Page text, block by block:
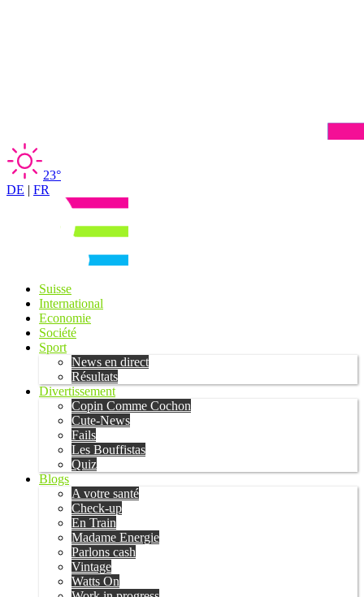
23°
DE | FR
Suisse
International
Economie
Société
Sport
News en direct
Résultats
Divertissement
Copin Comme Cochon
Cute-News
Fails
Les Bouffistas
Quiz
Blogs
A votre santé
Check-up
En Train
Madame Energie
Parlons cash
Vintage
Watts On